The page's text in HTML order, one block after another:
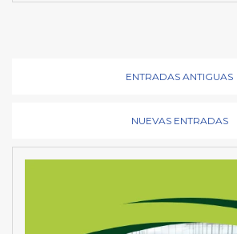
ENTRADAS ANTIGUAS
NUEVAS ENTRADAS